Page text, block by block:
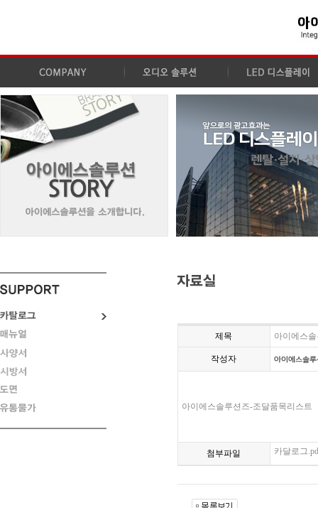
제목 아이에스
작성자
아이에스솔루션즈-조달품목리스트
첨부파일 카달로그